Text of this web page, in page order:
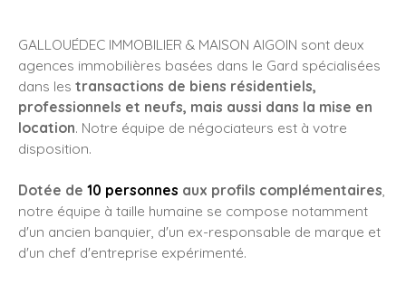
GALLOUÉDEC IMMOBILIER & MAISON AIGOIN sont deux
agences immobilières basées dans le Gard spécialisées
dans les transactions de biens résidentiels,
professionnels et neufs, mais aussi dans la mise en
location. Notre équipe de négociateurs est à votre
disposition.
Dotée de 10 personnes aux profils complémentaires,
notre équipe à taille humaine se compose notamment
d'un ancien banquier, d'un ex-responsable de marque et
d'un chef d'entreprise expérimenté.